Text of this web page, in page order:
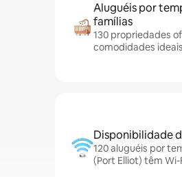
Aluguéis por
famílias
130 propriedades
comodidades
Disponibilidade
120 aluguéis por
(Port Elliot) têm Wi-